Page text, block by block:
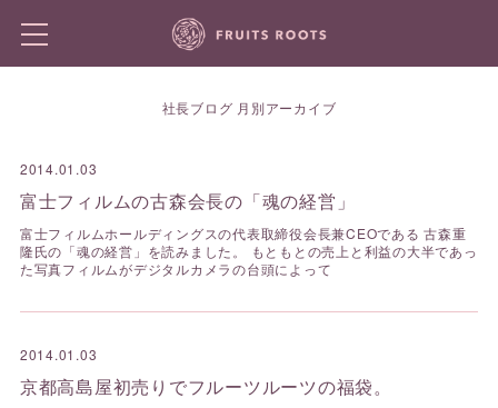
社長ブログ 月別アーカイブ
2014.01.03
富士フィルムの古森会長の「魂の経営」
富士フィルムホールディングスの代表取締役会長兼CEOである 古森重
隆氏の「魂の経営」を読みました。 もともとの売上と利益の大半であっ
た写真フィルムがデジタルカメラの台頭によって
2014.01.03
京都高島屋初売りでフルーツルーツの福袋。